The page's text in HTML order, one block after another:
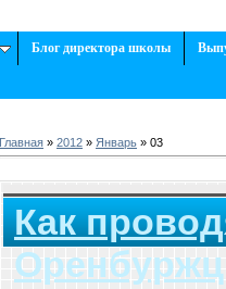
Блог директора школы
Главная » 2012 » Январь » 03
Как